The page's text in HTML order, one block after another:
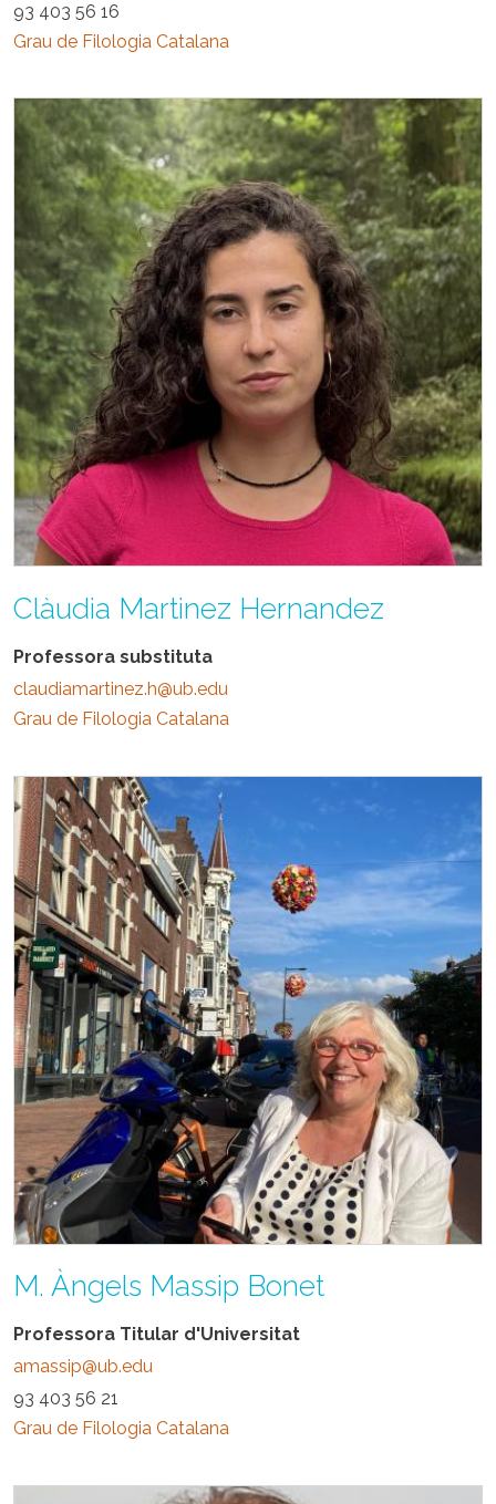
93 403 56 16
Grau de Filologia Catalana
Clàudia Martinez Hernandez
Professora substituta
claudiamartinez.h@ub.edu
Grau de Filologia Catalana
M. Àngels Massip Bonet
Professora Titular d'Universitat
amassip@ub.edu
93 403 56 21
Grau de Filologia Catalana